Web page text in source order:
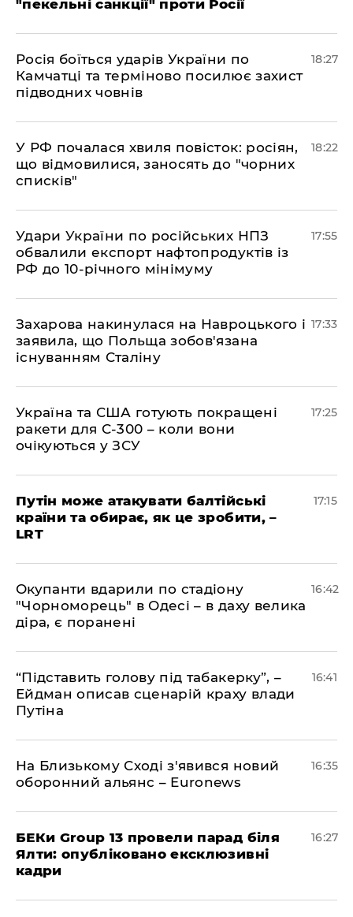
"пекельні санкції" проти Росії
​Росія боїться ударів України по
Камчатці та терміново посилює захист
підводних човнів
18:27
​У РФ почалася хвиля повісток: росіян,
що відмовилися, заносять до "чорних
списків"
18:22
​Удари України по російських НПЗ
обвалили експорт нафтопродуктів із
РФ до 10-річного мінімуму
17:55
​Захарова накинулася на Навроцького і
заявила, що Польща зобов'язана
існуванням Сталіну
17:33
​Україна та США готують покращені
ракети для С-300 – коли вони
очікуються у ЗСУ
17:25
​Путін може атакувати балтійські
країни та обирає, як це зробити, –
LRT
17:15
​Окупанти вдарили по стадіону
"Чорноморець" в Одесі – в даху велика
діра, є поранені
16:42
​“Підставить голову під табакерку”, –
Ейдман описав сценарій краху влади
Путіна
16:41
На Близькому Сході з'явився новий
оборонний альянс – Euronews
16:35
БЕКи Group 13 провели парад біля
Ялти: опубліковано ексклюзивні
кадри
16:27